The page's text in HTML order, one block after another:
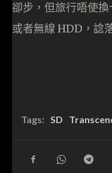
卻步，但旅行唔使
或者無線 HDD，諗
Tags: SD